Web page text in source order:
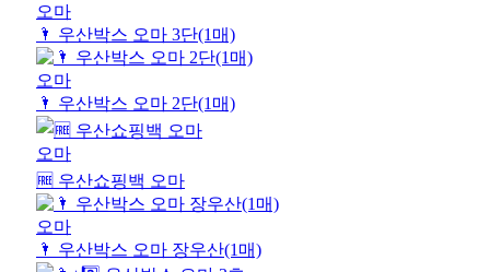
오마
🌂 우산박스 오마 3단(1매)
오마
🌂 우산박스 오마 2단(1매)
오마
🆓 우산쇼핑백 오마
오마
🌂 우산박스 오마 장우산(1매)